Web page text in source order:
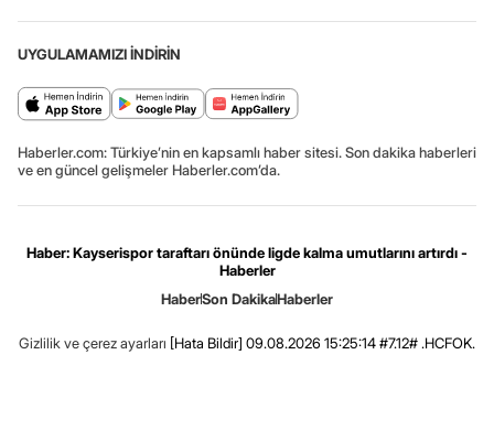
UYGULAMAMIZI İNDİRİN
Haberler.com: Türkiye’nin en kapsamlı haber sitesi. Son dakika haberleri
ve en güncel gelişmeler Haberler.com’da.
Haber: Kayserispor taraftarı önünde ligde kalma umutlarını artırdı -
Haberler
HaberSon DakikaHaberler
Gizlilik ve çerez ayarları [Hata Bildir] 09.08.2026 15:25:14 #7.12# .HCFOK.